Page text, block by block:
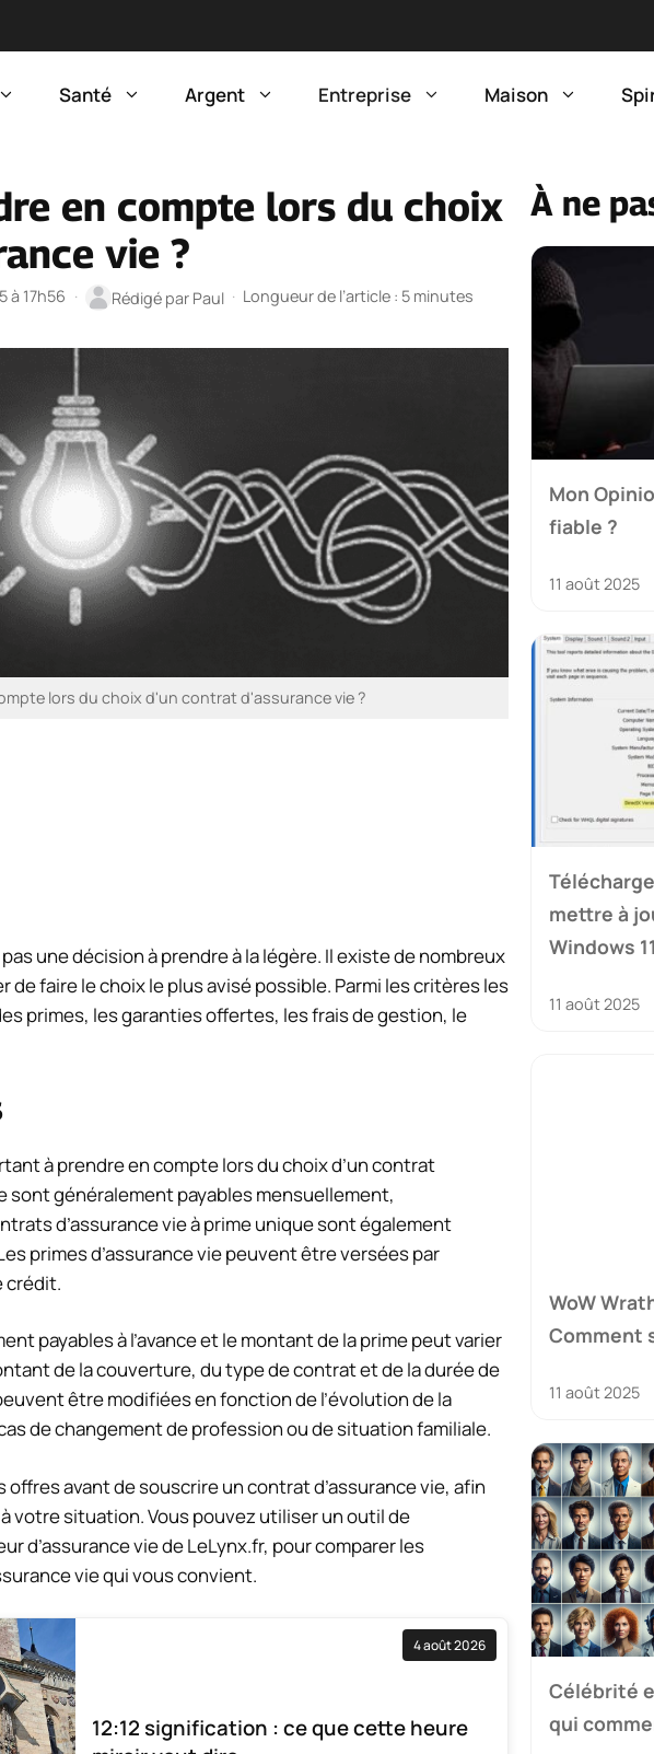
Santé Argent Entreprise Maison
en compte lors du choix
vie ?
à 17h56 · Rédigé par Paul · Longueur de l’article : 5 minutes
lors du choix d'un contrat d'assurance vie ?
une décision à prendre à la légère. Il existe de nombreux
de faire le choix le plus avisé possible. Parmi les critères les
primes, les garanties offertes, les frais de gestion, le
à prendre en compte lors du choix d’un contrat
sont généralement payables mensuellement,
d’assurance vie à prime unique sont également
primes d’assurance vie peuvent être versées par
crédit.
payables à l’avance et le montant de la prime peut varier
de la couverture, du type de contrat et de la durée de
être modifiées en fonction de l’évolution de la
de changement de profession ou de situation familiale.
avant de souscrire un contrat d’assurance vie, afin
votre situation. Vous pouvez utiliser un outil de
d’assurance vie de LeLynx.fr, pour comparer les
vie qui vous convient.
4 août 2026
12:12 signification : ce que cette heure
À ne
Mon
fiable ?
11 août 2025
mettre à
Windows
11 août 2025
WoW
Comment
11 août 2025
Célébrité
qui